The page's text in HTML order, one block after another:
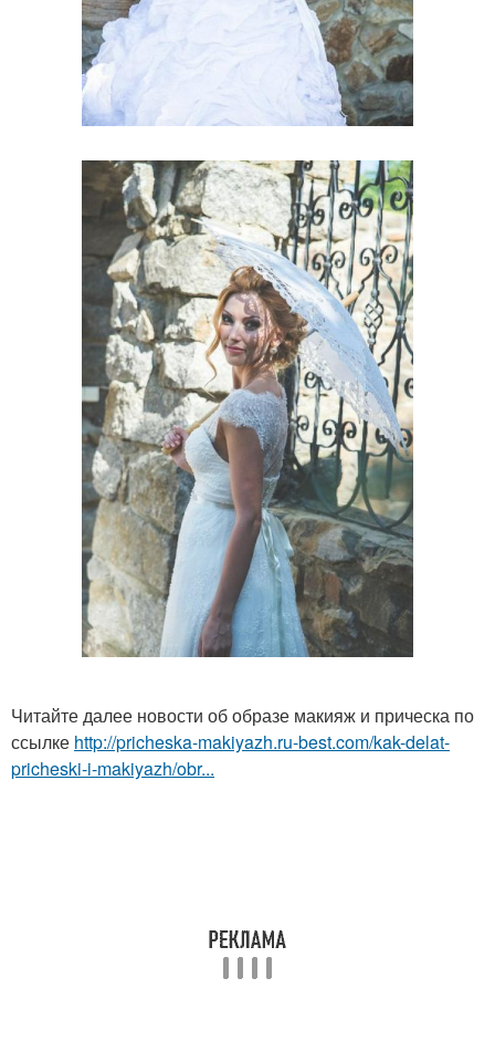
Читайте далее новости об образе макияж и прическа по
ссылке http://pricheska-makiyazh.ru-best.com/kak-delat-
pricheski-i-makiyazh/obr...